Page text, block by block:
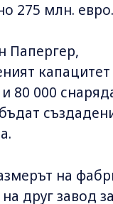
275 млн. евро.
Папергер,
80 000
на
друг завод